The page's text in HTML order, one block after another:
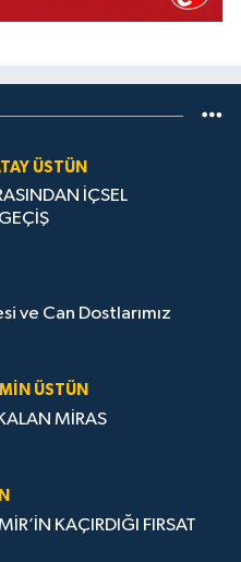
ÜSTÜN
İÇSEL
ve Can Dostlarımız
ÜSTÜN
MİRAS
KAÇIRDIĞI FIRSAT